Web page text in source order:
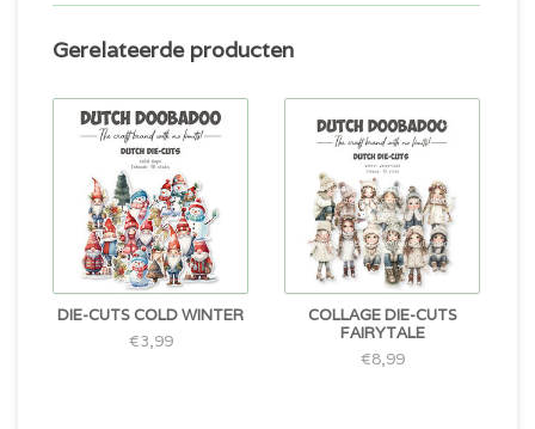
Gerelateerde producten
DIE-CUTS COLD WINTER
€3,99
COLLAGE DIE-CUTS
FAIRYTALE
€8,99